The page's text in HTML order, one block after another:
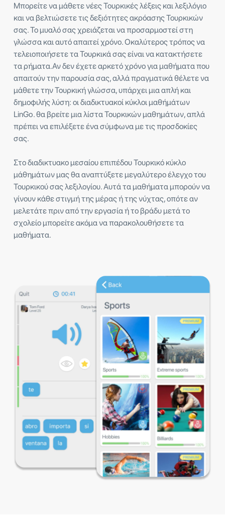
Μπορείτε να μάθετε νέες Τουρκικές λέξεις και λεξιλόγιο
και να βελτιώσετε τις δεξιότητες ακρόασης Τουρκικών
σας. Το μυαλό σας χρειάζεται να προσαρμοστεί στη
γλώσσα και αυτό απαιτεί χρόνο. Οκαλύτερος τρόπος να
τελειοποιήσετε τα Τουρκικά σας είναι να κατακτήσετε
τα ρήματα.Αν δεν έχετε αρκετό χρόνο για μαθήματα που
απαιτούν την παρουσία σας, αλλά πραγματικά θέλετε να
μάθετε την Τουρκική γλώσσα, υπάρχει μια απλή και
δημοφιλής λύση: οι διαδικτυακοί κύκλοι μαθήμάτων
LinGo. θα βρείτε μια λίστα Τουρκικών μαθημάτων, απλά
πρέπει να επιλέξετε ένα σύμφωνα με τις προσδοκίες
σας.
Στο διαδικτυακο μεσαίου επιπέδου Τουρκικό κύκλο
μάθημάτων μας θα αναπτύξετε μεγαλύτερο έλεγχο του
Τουρκικού σας λεξιλογίου. Αυτά τα μαθήματα μπορούν να
γίνουν κάθε στιγμή της μέρας ή της νύχτας, οπότε αν
μελετάτε πριν από την εργασία ή το βράδυ μετά το
σχολείο μπορείτε ακόμα να παρακολουθήσετε τα
μαθήματα.